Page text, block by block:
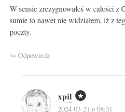
W sensie zrezygnowałeś w całości
sumie to nawet nie widziałem, iż z
poczty.
Odpowiedz
xpil
2024-03-21 o 08:31